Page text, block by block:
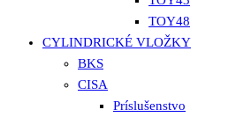
TOY48
CYLINDRICKÉ VLOŽKY
BKS
CISA
Príslušenstvo